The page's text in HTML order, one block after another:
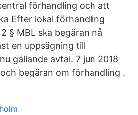
förhandling och att
Efter lokal förhandling
§ MBL ska begäran nå
en uppsägning till
gällande avtal. 7 jun 2018
begäran om förhandling .